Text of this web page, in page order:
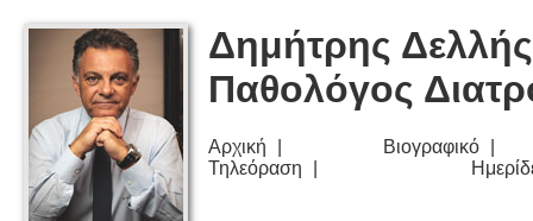
Δημήτρης
Παθολόγος
Αρχική
Βιογραφικό
Τηλεόραση